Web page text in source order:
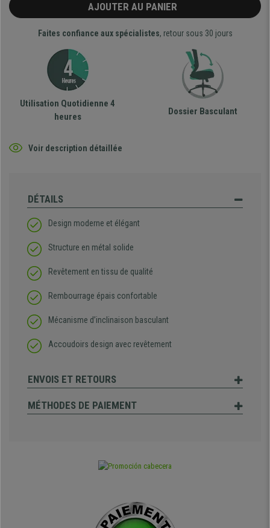
AJOUTER AU PANIER
Faites confiance aux spécialistes, retour sous 30 jours
Utilisation Quotidienne 4
heures
Dossier Basculant
Voir description détaillée
DÉTAILS
Design moderne et élégant
Structure en métal solide
Revêtement en tissu de qualité
Rembourrage épais confortable
Mécanisme d’inclinaison basculant
Accoudoirs design avec revêtement
ENVOIS ET RETOURS
MÉTHODES DE PAIEMENT